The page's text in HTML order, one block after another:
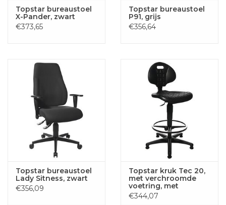
Topstar bureaustoel
X-Pander, zwart
€373,65
Topstar bureaustoel
P91, grijs
€356,64
Topstar bureaustoel
Lady Sitness, zwart
€356,09
Topstar kruk Tec 20,
met verchroomde
voetring, met
steldoppen, zwart
€344,07